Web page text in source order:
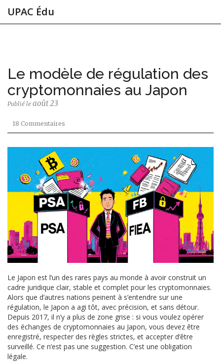
UPAC Édu
Le modèle de régulation des
cryptomonnaies au Japon
Publié le août 23
18 Commentaires
Le Japon est l’un des rares pays au monde à avoir construit un
cadre juridique clair, stable et complet pour les cryptomonnaies.
Alors que d’autres nations peinent à s’entendre sur une
régulation, le Japon a agi tôt, avec précision, et sans détour.
Depuis 2017, il n’y a plus de zone grise : si vous voulez opérer
des échanges de cryptomonnaies au Japon, vous devez être
enregistré, respecter des règles strictes, et accepter d’être
surveillé. Ce n’est pas une suggestion. C’est une obligation
légale.